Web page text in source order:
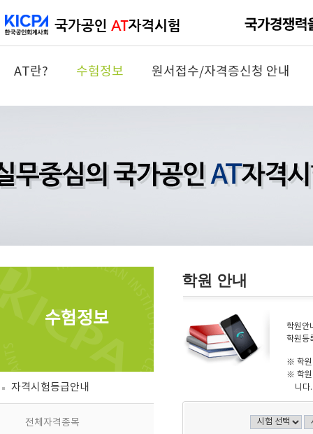
AT란? 수험정보 원서접수/자격증신청 안내
수험정보
자격시험등급안내
전체자격종목
학원 안내
학원안
학원등
※ 학원
※ 학원
니다.